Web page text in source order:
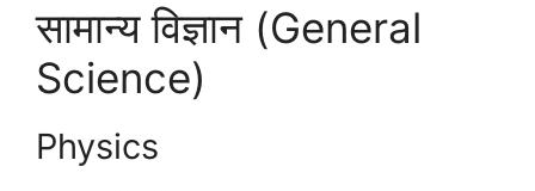
सामान्य विज्ञान (General
Science)
Physics